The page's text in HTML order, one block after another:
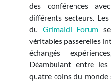
des conférences
différents secteurs.
du Grimaldi Forum
véritables passerelles
échangés
Déambulant entre
quatre coins du